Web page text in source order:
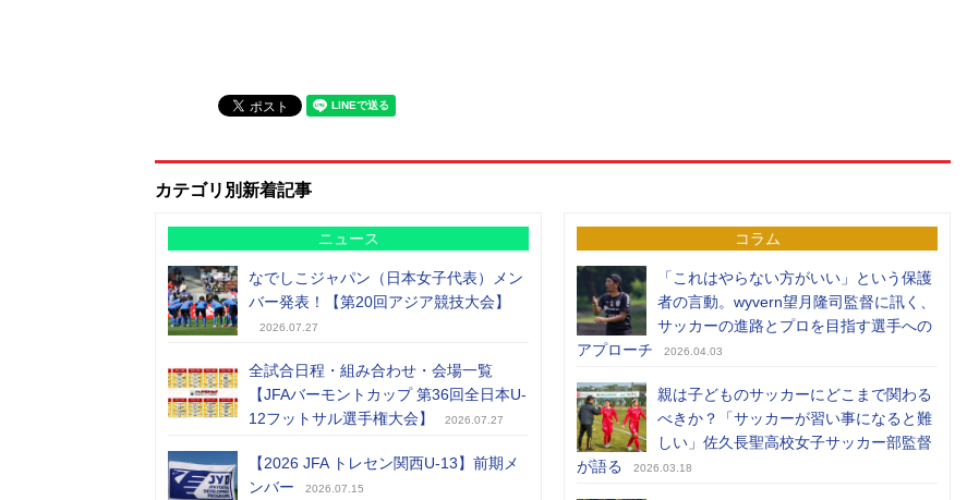
カテゴリ別新着記事
ニュース
なでしこジャパン（日本女子代表）メン
バー発表！【第20回アジア競技大会】
2026.07.27
全試合日程・組み合わせ・会場一覧
【JFAバーモントカップ 第36回全日本U-
12フットサル選手権大会】
2026.07.27
【2026 JFA トレセン関西U-13】前期メ
ンバー
2026.07.15
コラム
「これはやらない方がいい」という保護
者の言動。wyvern望月隆司監督に訊く、
サッカーの進路とプロを目指す選手への
アプローチ
2026.04.03
親は子どものサッカーにどこまで関わる
べきか？「サッカーが習い事になると難
しい」佐久長聖高校女子サッカー部監督
が語る
2026.03.18